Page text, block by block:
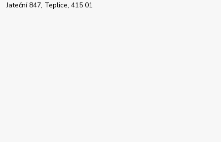
Jateční 847, Teplice, 415 01